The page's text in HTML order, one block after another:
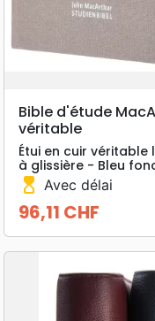
Bible d'étude
véritable
Étui en cuir
à glissière - Bleu
hourglass_top Avec délai
Prix
96,11 CHF